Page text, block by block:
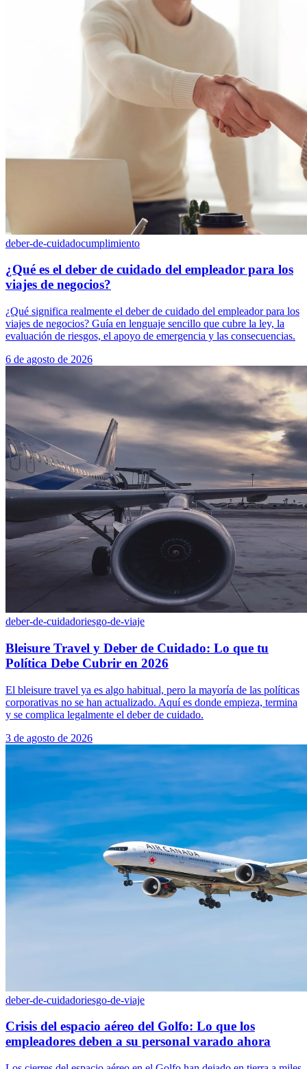
deber-de-cuidadocumplimiento
¿Qué es el deber de cuidado del empleador para los
viajes de negocios?
¿Qué significa realmente el deber de cuidado del empleador para los
viajes de negocios? Guía en lenguaje sencillo que cubre la ley, la
evaluación de riesgos, el apoyo de emergencia y las consecuencias.
6 de agosto de 2026
deber-de-cuidadoriesgo-de-viaje
Bleisure Travel y Deber de Cuidado: Lo que tu
Política Debe Cubrir en 2026
El bleisure travel ya es algo habitual, pero la mayoría de las políticas
corporativas no se han actualizado. Aquí es donde empieza, termina
y se complica legalmente el deber de cuidado.
3 de agosto de 2026
deber-de-cuidadoriesgo-de-viaje
Crisis del espacio aéreo del Golfo: Lo que los
empleadores deben a su personal varado ahora